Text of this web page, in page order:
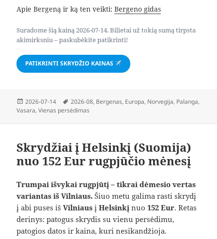
Apie Bergeną ir ką ten veikti:Bergeno gidas
Suradome šią kainą 2026-07-14. Bilietai už tokią sumą tirpsta
akimirksniu – paskubėkite patikrinti!
PATIKRINTI SKRYDŽIO KAINAS
Paskelbta
2026-07-14 Žymos
2026-08, Bergenas, Europa, Norvegija, Palanga,
Vasara,Vienas persėdimas
Skrydžiai į Helsinkį (Suomija)
nuo 152 Eur rugpjūčio mėnesį
Trumpai išvykai rugpjūtį – tikrai dėmesio vertas
variantas iš Vilniaus. Šiuo metu galima rasti skrydį
į abi puses išVilniaus įHelsinkį nuo152 Eur. Retas
derinys: patogus skrydis su vienu persėdimu,
patogios datos ir kaina, kuri nesikandžioja.